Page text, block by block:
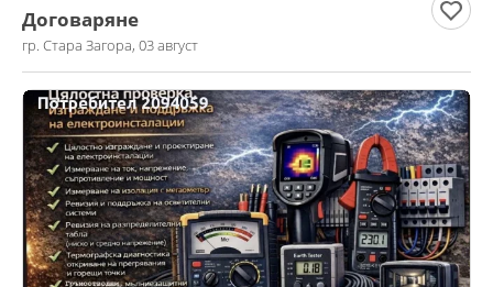
Договаряне
гр. Стара Загора, 03 август